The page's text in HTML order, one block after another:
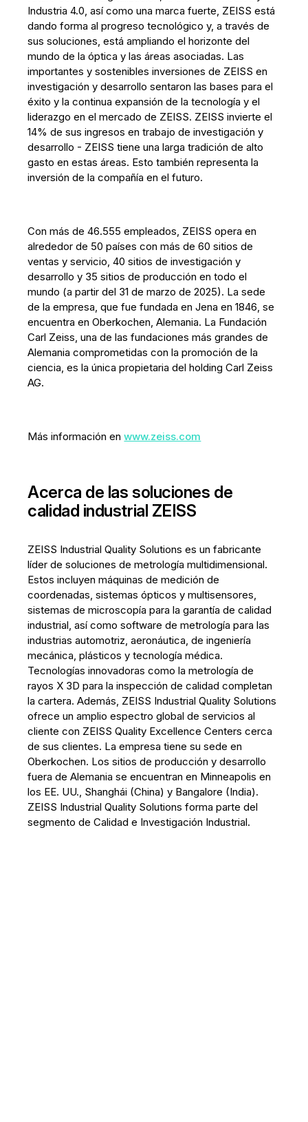
Industria 4.0, así como una marca fuerte, ZEISS está
dando forma al progreso tecnológico y, a través de
sus soluciones, está ampliando el horizonte del
mundo de la óptica y las áreas asociadas. Las
importantes y sostenibles inversiones de ZEISS en
investigación y desarrollo sentaron las bases para el
éxito y la continua expansión de la tecnología y el
liderazgo en el mercado de ZEISS. ZEISS invierte el
14% de sus ingresos en trabajo de investigación y
desarrollo - ZEISS tiene una larga tradición de alto
gasto en estas áreas. Esto también representa la
inversión de la compañía en el futuro.
Con más de 46.555 empleados, ZEISS opera en
alrededor de 50 países con más de 60 sitios de
ventas y servicio, 40 sitios de investigación y
desarrollo y 35 sitios de producción en todo el
mundo (a partir del 31 de marzo de 2025). La sede
de la empresa, que fue fundada en Jena en 1846, se
encuentra en Oberkochen, Alemania. La Fundación
Carl Zeiss, una de las fundaciones más grandes de
Alemania comprometidas con la promoción de la
ciencia, es la única propietaria del holding Carl Zeiss
AG.
Más información enwww.zeiss.com
Acerca de las soluciones de
calidad industrial ZEISS
ZEISS Industrial Quality Solutions es un fabricante
líder de soluciones de metrología multidimensional.
Estos incluyen máquinas de medición de
coordenadas, sistemas ópticos y multisensores,
sistemas de microscopía para la garantía de calidad
industrial, así como software de metrología para las
industrias automotriz, aeronáutica, de ingeniería
mecánica, plásticos y tecnología médica.
Tecnologías innovadoras como la metrología de
rayos X 3D para la inspección de calidad completan
la cartera. Además, ZEISS Industrial Quality Solutions
ofrece un amplio espectro global de servicios al
cliente con ZEISS Quality Excellence Centers cerca
de sus clientes. La empresa tiene su sede en
Oberkochen. Los sitios de producción y desarrollo
fuera de Alemania se encuentran en Minneapolis en
los EE. UU., Shanghái (China) y Bangalore (India).
ZEISS Industrial Quality Solutions forma parte del
segmento de Calidad e Investigación Industrial.